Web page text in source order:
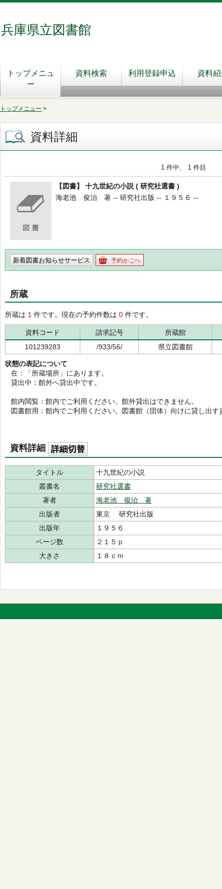
兵庫県立図書館
トップメニュ
ー
資料検索 利用登録申込 資料
トップメニュー >
資料詳細
1 件中、 1 件目
【図書】 十九世紀の小説 ( 研究社選書 )
海老池 俊治 著 -- 研究社出版 -- １９５６ --
新着図書お知らせサービス 予約かごへ
所蔵
所蔵は 1 件です。現在の予約件数は 0 件です。
資料コード 請求記号
所蔵館
101239283
/933/56/ 県立図書館
状態の表記について
在：「所蔵場所」にあります。
貸出中：館外へ貸出中です。
館内閲覧：館内でご利用ください。館外貸出はできません。
図書館用：館内でご利用ください。図書館（団体）向けに貸し出す
資料詳細 詳細切替
タイトル
十九世紀の小説
叢書名
研究社選書
著者
海老池 俊治 著
出版者
東京 研究社出版
出版年
１９５６
ページ数
２１５ｐ
大きさ
１８ｃｍ